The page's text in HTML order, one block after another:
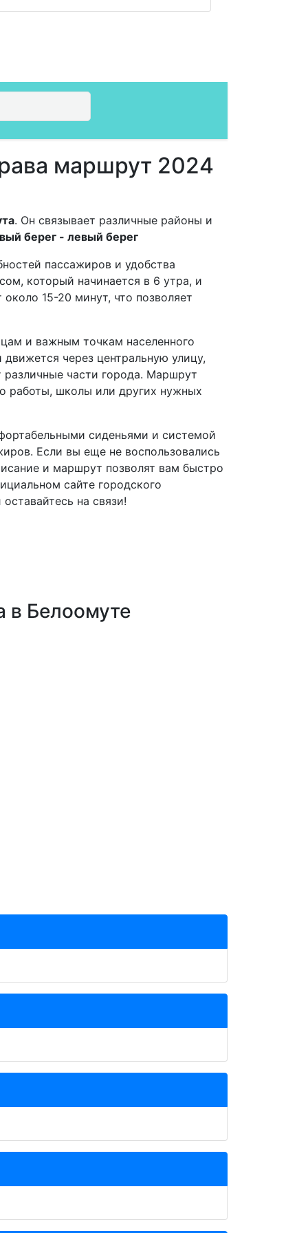
маршрут 2024
. Он связывает различные районы и
берег - левый берег
пассажиров и удобства
который начинается в 6 утра, и
15-20 минут, что позволяет
и важным точкам населенного
через центральную улицу,
части города. Маршрут
работы, школы или других нужных
сиденьями и системой
Если вы еще не воспользовались
и маршрут позволят вам быстро
сайте городского
на связи!
в Белоомуте